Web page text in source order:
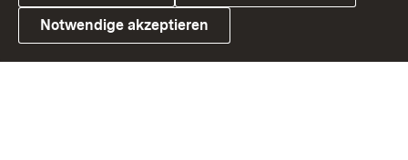
Link zum Landesportal
Notwendige akzeptieren